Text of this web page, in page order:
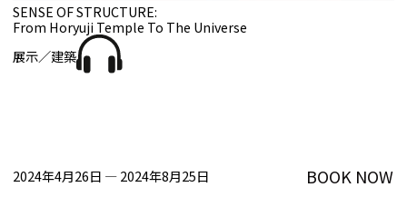
SENSE OF STRUCTURE:
From Horyuji Temple To The Universe
展示／建築
2024年4月26日 —2024年8月25日 BOOK NOW